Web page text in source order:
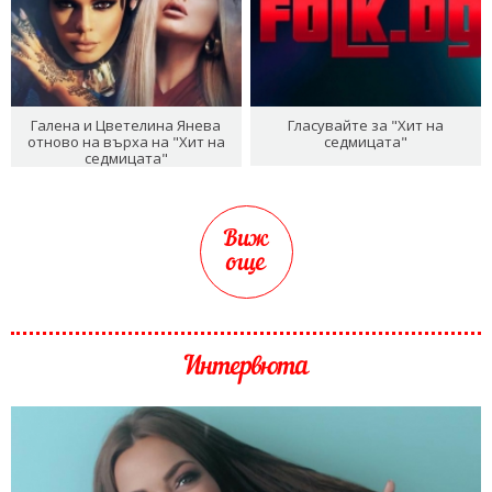
Галена и Цветелина Янева
отново на върха на "Хит на
седмицата"
Гласувайте за "Хит на
седмицата"
Виж
още
Интервюта